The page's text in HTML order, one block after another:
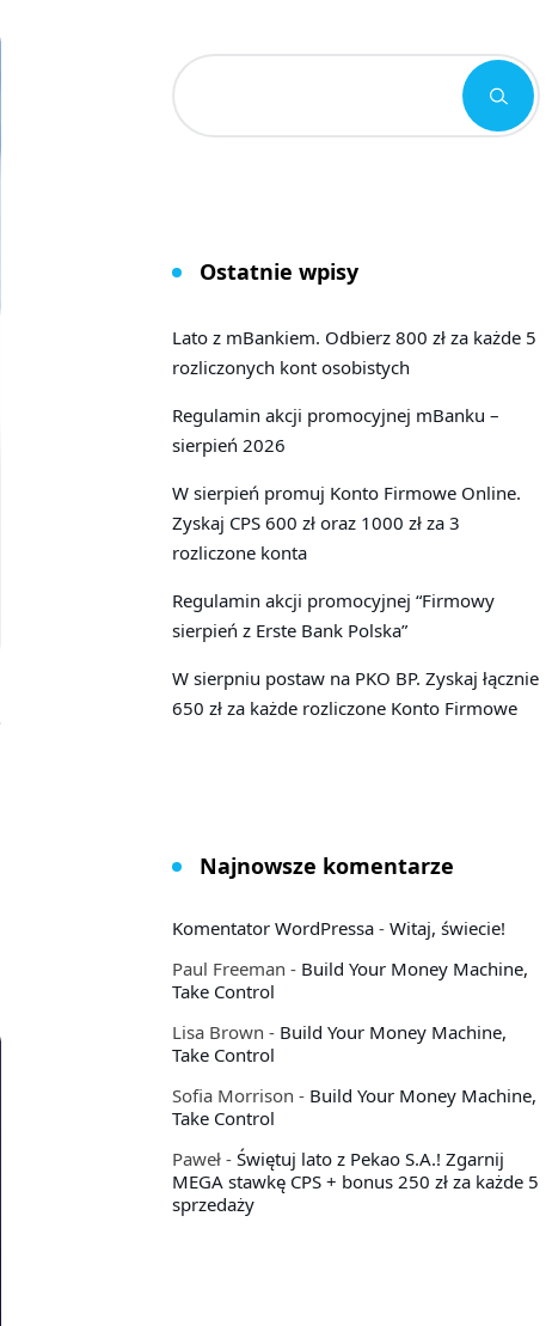
Ostatnie wpisy
Lato z mBankiem. Odbierz 800 zł za każde 5
rozliczonych kont osobistych
Regulamin akcji promocyjnej mBanku –
sierpień 2026
W sierpień promuj Konto Firmowe Online.
Zyskaj CPS 600 zł oraz 1000 zł za 3
rozliczone konta
Regulamin akcji promocyjnej “Firmowy
sierpień z Erste Bank Polska”
W sierpniu postaw na PKO BP. Zyskaj łącznie
650 zł za każde rozliczone Konto Firmowe
Najnowsze komentarze
Komentator WordPressa- Witaj, świecie!
Paul Freeman - Build Your Money Machine,
Take Control
Lisa Brown - Build Your Money Machine,
Take Control
Sofia Morrison - Build Your Money Machine,
Take Control
Paweł- Świętuj lato z Pekao S.A.! Zgarnij
MEGA stawkę CPS + bonus 250 zł za każde 5
sprzedaży